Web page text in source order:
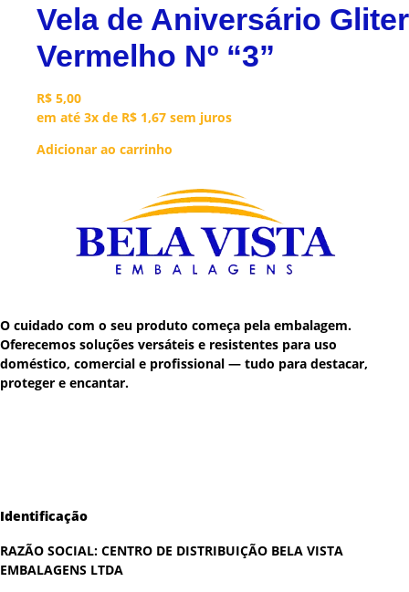
Vela de Aniversário Gliter
Vermelho Nº “3”
R$ 5,00
em até 3x de R$ 1,67 sem juros
Adicionar ao carrinho
O cuidado com o seu produto começa pela embalagem.
Oferecemos soluções versáteis e resistentes para uso
doméstico, comercial e profissional — tudo para destacar,
proteger e encantar.
Identificação
RAZÃO SOCIAL: CENTRO DE DISTRIBUIÇÃO BELA VISTA
EMBALAGENS LTDA